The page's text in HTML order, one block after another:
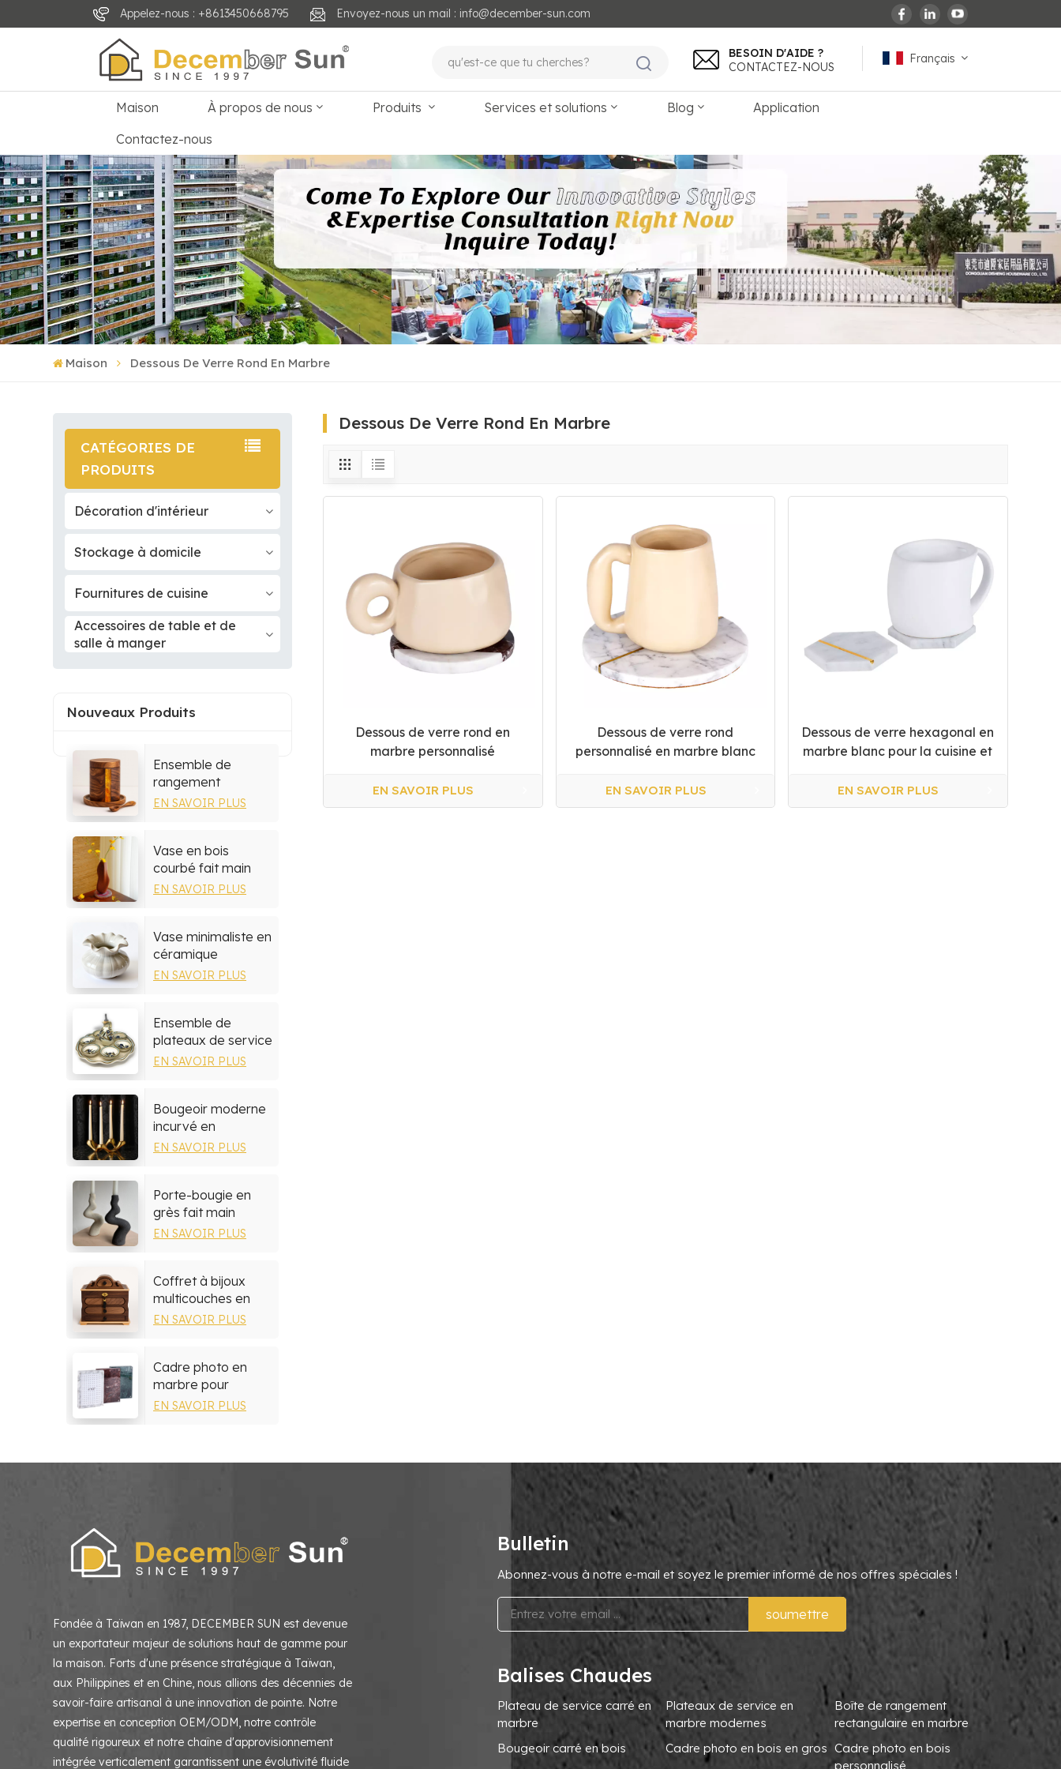
Appelez-nous : +8613450668795 Envoyez-nous un mail : info@december-sun.com
Français
français
Deutsch
العربية
BESOIN D'AIDE ?
CONTACTEZ-NOUS
Maison À propos de nous Produits Services et solutions Blog
Application
Contactez-nous
Maison Dessous De Verre Rond En Marbre
CATÉGORIES DE
PRODUITS
Décoration d'intérieur
Stockage à domicile
Fournitures de cuisine
Accessoires de table et de
salle à manger
Nouveaux Produits
Ensemble de
rangement
multifonctionnel en
EN SAVOIR PLUS
Vase en bois
courbé fait main
par un artisan
EN SAVOIR PLUS
Vase minimaliste en
céramique
EN SAVOIR PLUS
Ensemble de
plateaux de service
en céramique
EN SAVOIR PLUS
Bougeoir moderne
incurvé en
céramique
EN SAVOIR PLUS
Porte-bougie en
grès fait main
EN SAVOIR PLUS
Coffret à bijoux
multicouches en
bois de noyer
EN SAVOIR PLUS
Cadre photo en
marbre pour
décoration de
EN SAVOIR PLUS
Dessous De Verre Rond En Marbre
Dessous de verre rond en
marbre personnalisé
EN SAVOIR PLUS
Dessous de verre rond
personnalisé en marbre blanc
EN SAVOIR PLUS
Dessous de verre hexagonal en
marbre blanc pour la cuisine et
EN SAVOIR PLUS
Fondée à Taïwan en 1987, DECEMBER SUN est devenue
un exportateur majeur de solutions haut de gamme pour
la maison. Forts d'une présence stratégique à Taïwan,
aux Philippines et en Chine, nous allions des décennies de
savoir-faire artisanal à une innovation de pointe. Notre
expertise en conception OEM/ODM, notre contrôle
qualité rigoureux et notre chaîne d'approvisionnement
intégrée verticalement garantissent une évolutivité fluide
Bulletin
Abonnez-vous à notre e-mail et soyez le premier informé de nos offres spéciales !
soumettre
Balises Chaudes
Plateau de service carré en
marbre
Plateaux de service en
marbre modernes
Boîte de rangement
rectangulaire en marbre
Bougeoir carré en bois
Cadre photo en bois en gros Cadre photo en bois
personnalisé